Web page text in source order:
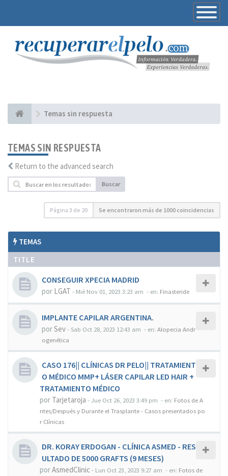
Toggle
Temas sin respuesta
TEMAS SIN RESPUESTA
Return to the advanced search
Buscar
Página 3 de 20 Se encontraron más de 1000 coincidencias
TEMAS
TITLE
CONSEGUIR XPECIA MADRID
por LGAT - Mié Nov 01, 2023 3:23 am - en: Finasteride
IMPLANTE CAPILAR ARGENTINA.
porSev- Sab Oct 28, 2023 12:43 am - en: Alopecia Andr
ogenética
CASO 176|| CLÍNICAS DR PELO|| TRATAMIENT
O MÉDICO MMP+ LÁSER CAPILAR LED HAIR +
TRATAMIENTO MÉDICO
por Tarjetaroja -Jue Oct 26, 2023 3:49 pm - en: Fotos de A
ntes/Después y Durante el Trasplante - Casos presentados po
r Clínicas
DR. KORAY ERDOGAN - CLÍNICA ASMED - RES
ULTADO DE 5000 GRAFTS (9 MESES)
porAsmedClinic- Lun Oct 23, 2023 9:27 am - en: Fotos de